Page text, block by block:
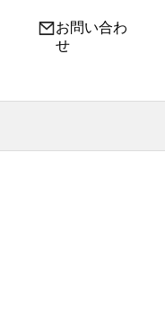
お問い合わ
せ